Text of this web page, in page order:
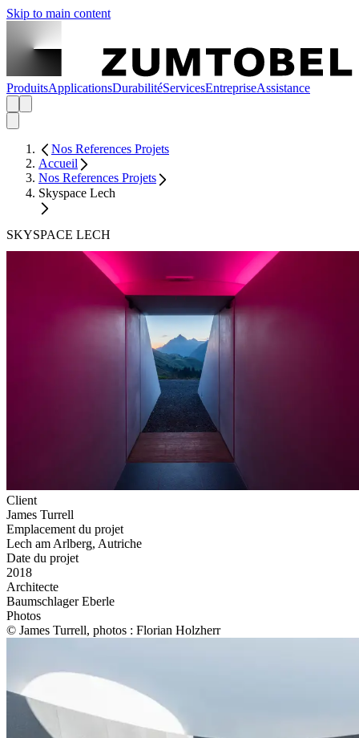
Skip to main content
ProduitsApplicationsDurabilitéServicesEntrepriseAssistance
Nos References Projets
Accueil
Nos References Projets
Skyspace Lech
SKYSPACE LECH
Client
James Turrell
Emplacement du projet
Lech am Arlberg, Autriche
Date du projet
2018
Architecte
Baumschlager Eberle
Photos
© James Turrell, photos : Florian Holzherr